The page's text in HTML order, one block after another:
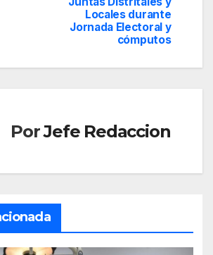
Locales durante
Jornada Electoral y
cómputos
PorJefe Redaccion